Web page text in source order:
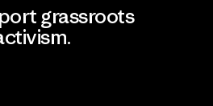
grassroots